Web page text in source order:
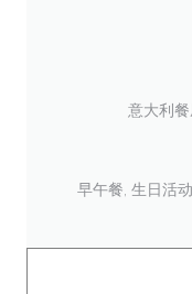
意大利
早午餐, 生日活